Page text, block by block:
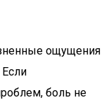
ощущения
боль не